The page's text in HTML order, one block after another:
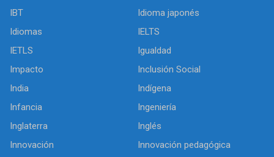
IBT
Idioma japonés
Idiomas
IELTS
IETLS
Igualdad
Impacto
Inclusión Social
India
Indígena
Infancia
Ingeniería
Inglaterra
Inglés
Innovación
Innovación pedagógica